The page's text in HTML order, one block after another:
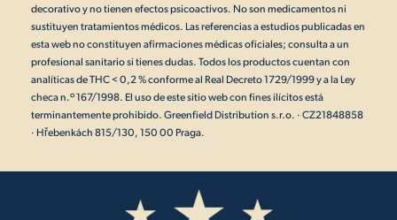
decorativo y no tienen efectos psicoactivos. No son medicamentos ni
sustituyen tratamientos médicos. Las referencias a estudios publicadas en
esta web no constituyen afirmaciones médicas oficiales; consulta a un
profesional sanitario si tienes dudas. Todos los productos cuentan con
analíticas de THC < 0,2 % conforme al Real Decreto 1729/1999 y a la Ley
checa n.º 167/1998. El uso de este sitio web con fines ilícitos está
terminantemente prohibido. Greenfield Distribution s.r.o. · CZ21848858
· Hřebenkách 815/130, 150 00 Praga.